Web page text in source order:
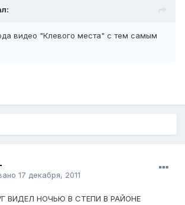
видео "Клевого места" с тем самым
17 декабря, 2011
ВИДЕЛ НОЧЬЮ В СТЕПИ В РАЙОНЕ